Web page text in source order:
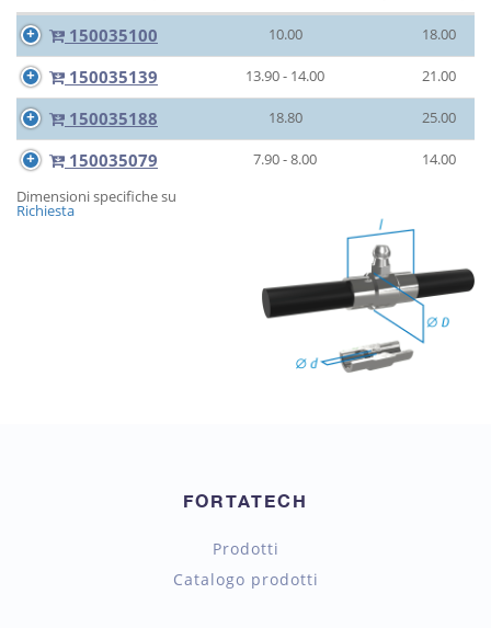
150035100 10.00 18.00
150035139 13.90 - 14.00 21.00
150035188 18.80 25.00
150035079 7.90 - 8.00
14.00
Dimensioni specifiche su
Richiesta
FORTATECH
Prodotti
Catalogo prodotti